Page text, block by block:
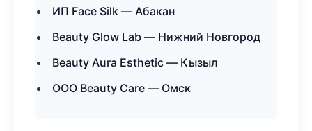
ИП Face Silk — Абакан
Beauty Glow Lab — Нижний Новгород
Beauty Aura Esthetic — Кызыл
ООО Beauty Care — Омск